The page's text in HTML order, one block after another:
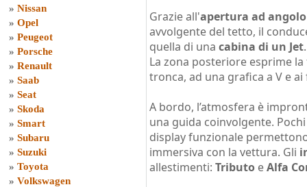
» Nissan
» Opel
» Peugeot
» Porsche
» Renault
» Saab
» Seat
» Skoda
» Smart
» Subaru
» Suzuki
» Toyota
» Volkswagen
Grazie all'apertura ad
avvolgente del tetto, il
quella di una cabina di un Jet.
La zona posteriore esprime
tronca, ad una grafica a V e
A bordo, l’atmosfera è
una guida coinvolgente.
display funzionale
immersiva con la vettura. Gli
allestimenti: Tributo eAlfa